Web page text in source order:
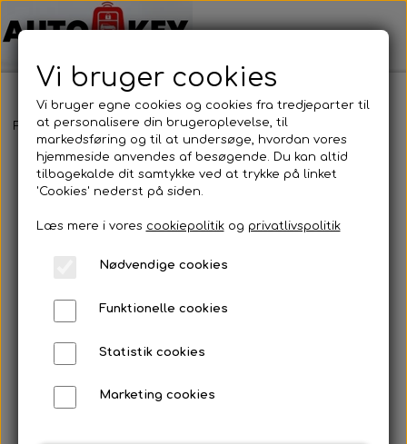
Forside Bilnøgler Toyota Nøglehus Toyota - Nøglehus
Vi bruger cookies
Vi bruger egne cookies og cookies fra tredjeparter til
at personalisere din brugeroplevelse, til
markedsføring og til at undersøge, hvordan vores
hjemmeside anvendes af besøgende. Du kan altid
tilbagekalde dit samtykke ved at trykke på linket
'Cookies' nederst på siden.
Læs mere i vores cookiepolitikog privatlivspolitik
Nødvendige cookies
Funktionelle cookies
Statistik cookies
Marketing cookies